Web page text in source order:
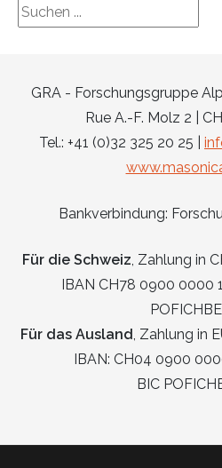
rechercher...
GRA - Forschungsgruppe
Rue A.-F. Molz 2 |
Tel.: +41 (0)32 325 20 25 |
Bankverbindung:
Für die Schweiz, Zahlung in
IBAN CH78 0900 0000
Für das Ausland, Zahlung in
IBAN: CH04 0900
BIC